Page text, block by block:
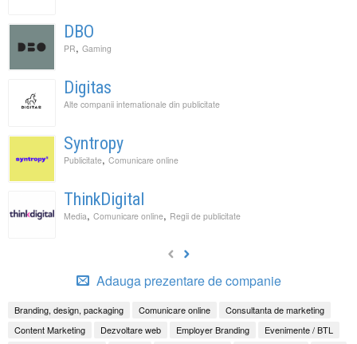
DBO
PR, Gaming
Digitas
Alte companii internationale din publicitate
Syntropy
Publicitate, Comunicare online
ThinkDigital
Media, Comunicare online, Regii de publicitate
Adauga prezentare de companie
Branding, design, packaging Comunicare online
Consultanta de marketing
Content Marketing
Dezvoltare web Employer Branding
Evenimente / BTL